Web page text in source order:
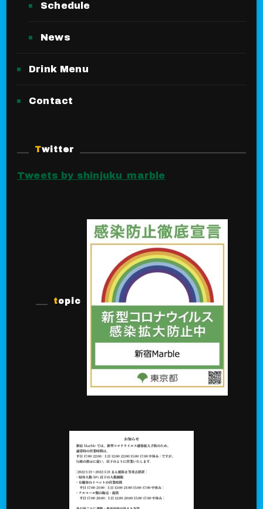
Schedule
News
Drink Menu
Contact
Twitter
Tweets by shinjuku_marble
topic